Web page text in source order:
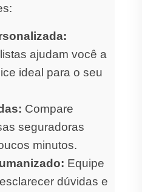
ajudam você a
ideal para o seu
Compare
seguradoras
minutos.
Equipe
dúvidas e